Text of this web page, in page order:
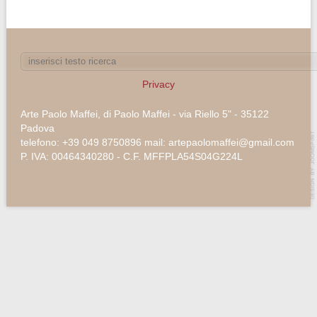
Privacy
Arte Paolo Maffei, di Paolo Maffei - via Riello 5" - 35122
Padova
telefono: +39 049 8750896 mail: artepaolomaffei@gmail.com
P. IVA: 00464340280 - C.F. MFFPLA54S04G224L